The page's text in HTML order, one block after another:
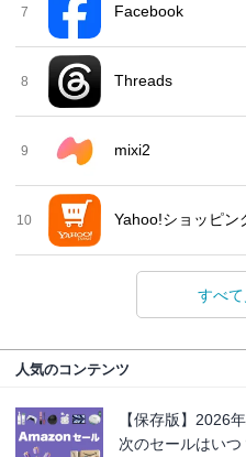
7 Facebook
8 Threads
9 mixi2
10 Yahoo!ショッピン
すべ
人気のコンテンツ
【保存版】2026
次のセールはい